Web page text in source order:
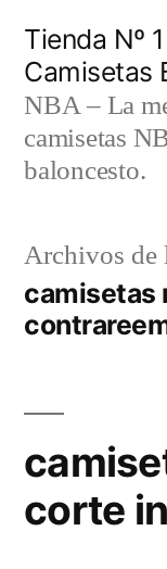
contenido
Tienda Nº
Camisetas
NBA – La
camisetas
baloncesto.
Archivos de
camisetas
corte